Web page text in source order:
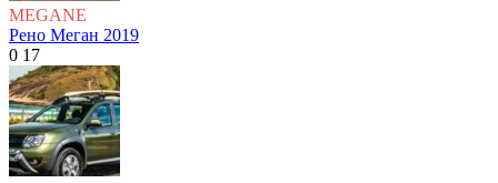
MEGANE
Рено Меган 2019
0 17